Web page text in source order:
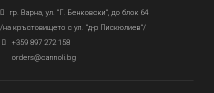
гр. Варна, ул. "Г. Бенковски", до блок 64
/на кръстовището с ул. "д-р Пискюлиев"/
+359 897 272 158
orders@cannoli.bg